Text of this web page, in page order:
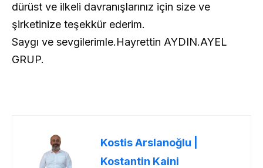
dürüst ve ilkeli davranışlarınız için size ve
şirketinize teşekkür ederim.
Saygı ve sevgilerimle.Hayrettin AYDIN.AYEL
GRUP.
Kostis Arslanoğlu |
Kostantin Kaini